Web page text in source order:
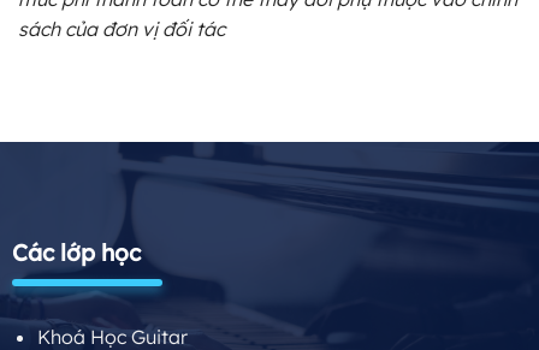
sách của đơn vị đối tác
Các lớp học
Khoá Học Guitar